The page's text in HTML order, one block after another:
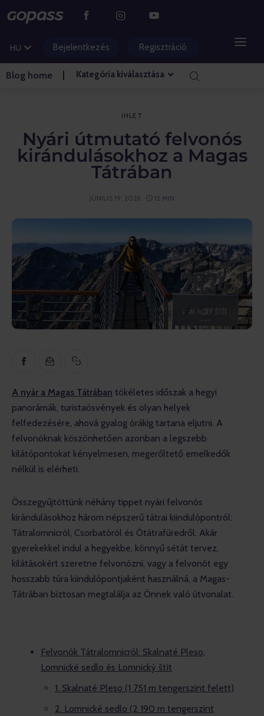
HU
DE
PL
Bejelentkezés Regisztráció
Blog home Kategória kiválasztása
GOLF
VIDÁMPARKOK
BELÉPŐK ÉS ÉLMÉNYEK
BLOG KEZDŐLAPJA
– Ihlet
– Nevelési
– Interjúk
– Vélemények
IHLET
Nyári útmutató felvonós
kirándulásokhoz a Magas
Tátrában
JÚNIUS 19, 2026 12 MIN
A nyár a Magas Tátrában tökéletes időszak a hegyi
panorámák, turistaösvények és olyan helyek
felfedezésére, ahová gyalog órákig tartana eljutni. A
felvonóknak köszönhetően azonban a legszebb
kilátópontokat kényelmesen, megerőltető emelkedők
nélkül is elérheti.
Összegyűjtöttünk néhány tippet nyári felvonós
kirándulásokhoz három népszerű tátrai kiindulópontról:
Tátralomnicról, Csorbatóról és Ótátrafüredről. Akár
gyerekekkel indul a hegyekbe, könnyű sétát tervez,
kilátásokért szeretne felvonózni, vagy a felvonót egy
hosszabb túra kiindulópontjaként használná, a Magas-
Tátrában biztosan megtalálja az Önnek való útvonalat.
Felvonók Tátralomnicról: Skalnaté Pleso,
Lomnické sedlo és Lomnický štít
1. Skalnaté Pleso (1 751 m tengerszint felett)
2. Lomnické sedlo (2 190 m tengerszint